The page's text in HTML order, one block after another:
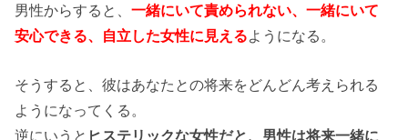
男性からすると、一緒にいて責められない、一緒にいて
安心できる、自立した女性に見えるようになる。
そうすると、彼はあなたとの将来をどんどん考えられる
ようになってくる。
逆にいうと ヒステリックな女性だと、男性は将来一緒に